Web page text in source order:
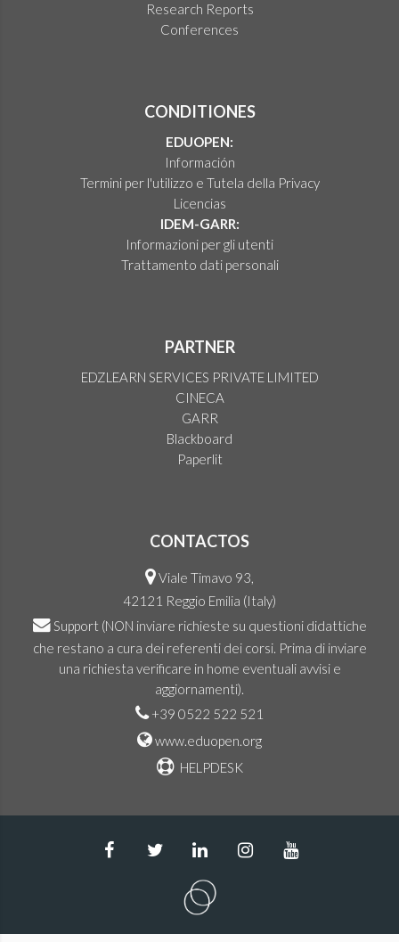
Research Reports
Conferences
CONDITIONES
EDUOPEN:
Información
Termini per l'utilizzo e Tutela della Privacy
Licencias
IDEM-GARR:
Informazioni per gli utenti
Trattamento dati personali
PARTNER
EDZLEARN SERVICES PRIVATE LIMITED
CINECA
GARR
Blackboard
Paperlit
CONTACTOS
Viale Timavo 93,
42121 Reggio Emilia (Italy)
Support (NON inviare richieste su questioni didattiche
che restano a cura dei referenti dei corsi. Prima di inviare
una richiesta verificare in home eventuali avvisi e
aggiornamenti).
+39 0522 522 521
www.eduopen.org
HELPDESK